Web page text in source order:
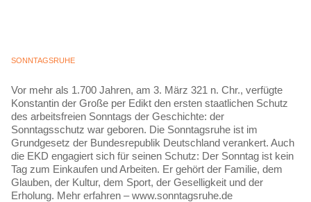
SONNTAGSRUHE
Vor mehr als 1.700 Jahren, am 3. März 321 n. Chr., verfügte
Konstantin der Große per Edikt den ersten staatlichen Schutz
des arbeitsfreien Sonntags der Geschichte: der
Sonntagsschutz war geboren. Die Sonntagsruhe ist im
Grundgesetz der Bundesrepublik Deutschland verankert. Auch
die EKD engagiert sich für seinen Schutz: Der Sonntag ist kein
Tag zum Einkaufen und Arbeiten. Er gehört der Familie, dem
Glauben, der Kultur, dem Sport, der Geselligkeit und der
Erholung. Mehr erfahren – www.sonntagsruhe.de